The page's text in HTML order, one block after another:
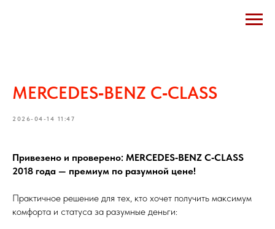
MERCEDES‑BENZ С‑CLASS
2026-04-14 11:47
Привезено и проверено: MERCEDES‑BENZ C‑CLASS
2018 года — премиум по разумной цене!
Практичное решение для тех, кто хочет получить максимум
комфорта и статуса за разумные деньги: